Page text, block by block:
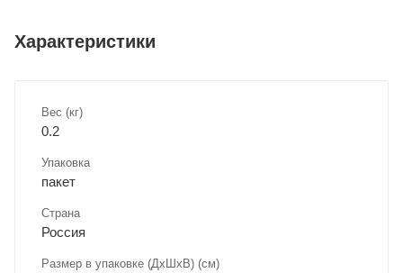
Характеристики
Вес (кг)
0.2
Упаковка
пакет
Страна
Россия
Размер в упаковке (ДхШxВ) (см)